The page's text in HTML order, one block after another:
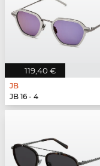
119,40 €
JB
JB 16 - 4